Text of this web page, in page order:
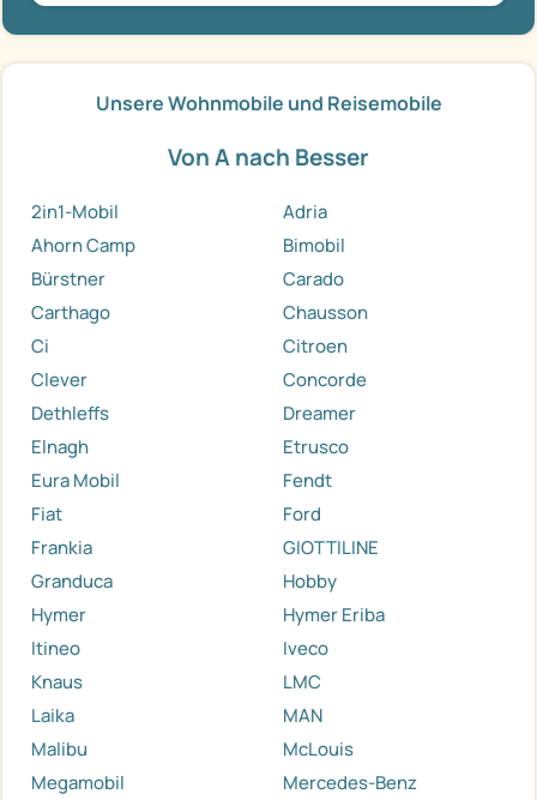
Unsere Wohnmobile und Reisemobile
Von A nach Besser
2in1-Mobil
Adria
Ahorn Camp
Bimobil
Bürstner
Carado
Carthago
Chausson
Ci
Citroen
Clever
Concorde
Dethleffs
Dreamer
Elnagh
Etrusco
Eura Mobil
Fendt
Fiat
Ford
Frankia
GIOTTILINE
Granduca
Hobby
Hymer
Hymer Eriba
Itineo
Iveco
Knaus
LMC
Laika
MAN
Malibu
McLouis
Megamobil
Mercedes-Benz